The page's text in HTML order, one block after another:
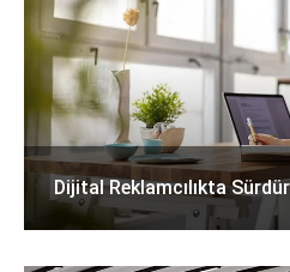
Dijital Reklamcılıkta